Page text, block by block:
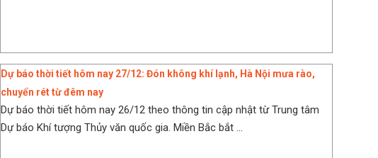
Dự báo thời tiết hôm nay 27/12: Đón không khí lạnh, Hà Nội mưa rào,
chuyển rét từ đêm nay
Dự báo thời tiết hôm nay 26/12 theo thông tin cập nhật từ Trung tâm
Dự báo Khí tượng Thủy văn quốc gia. Miền Bắc bắt ...